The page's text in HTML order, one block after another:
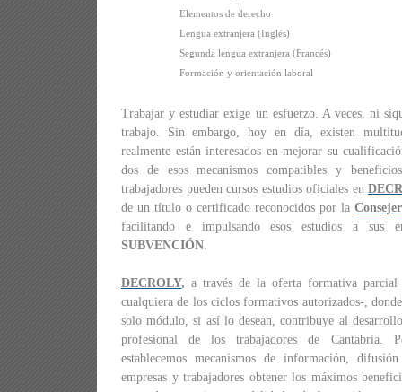
Elementos de derecho
Lengua extranjera (Inglés)
Segunda lengua extranjera (Francés)
Formación y orientación laboral
Trabajar y estudiar exige un esfuerzo. A veces, ni
trabajo. Sin embargo, hoy en día, existen
realmente están interesados en mejorar su
dos de esos mecanismos compatibles y
trabajadores pueden cursos estudios oficiales en
de un título o certificado reconocidos por la
facilitando e impulsando esos estudios a sus
SUBVENCIÓN.
DECROLY, a través de la oferta formativa parcial
cualquiera de los ciclos formativos autorizados-,
solo módulo, si así lo desean, contribuye al
profesional de los trabajadores de Cantabria.
establecemos mecanismos de información,
empresas y trabajadores obtener los máximos